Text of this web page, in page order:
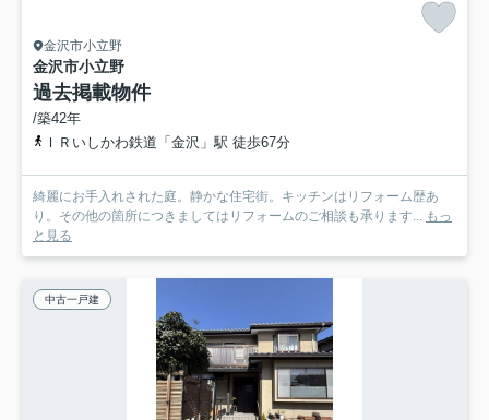
金沢市小立野
金沢市小立野
過去掲載物件
/築42年
ＩＲいしかわ鉄道「金沢」駅 徒歩67分
綺麗にお手入れされた庭。静かな住宅街。キッチンはリフォーム歴あ
り。その他の箇所につきましてはリフォームのご相談も承ります... もっ
と見る
中古一戸建